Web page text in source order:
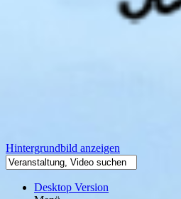
Hintergrundbild anzeigen
Desktop Version